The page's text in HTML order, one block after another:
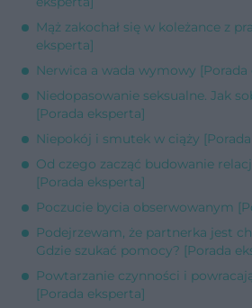
Mąż zakochał się w koleżance z
eksperta]
Nerwica a wada wymowy [Porada
Niedopasowanie seksualne. Jak
[Porada eksperta]
Niepokój i smutek w ciąży
Od czego zacząć budowanie
[Porada eksperta]
Poczucie bycia obserwowanym
Podejrzewam, że partnerka jest
Gdzie szukać pomocy? [Porada
Powtarzanie czynności i
[Porada eksperta]